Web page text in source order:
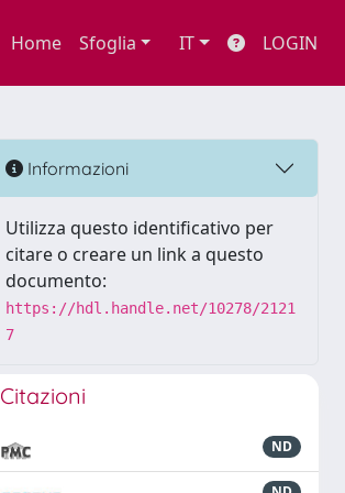
Home Sfoglia IT LOGIN
Informazioni
Utilizza questo identificativo per
citare o creare un link a questo
documento:
https://hdl.handle.net/10278/2121
7
Citazioni
ND